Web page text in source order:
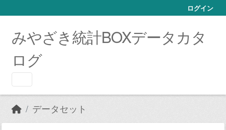
ログイン
みやざき統計BOXデータカタ
ログ
データセット